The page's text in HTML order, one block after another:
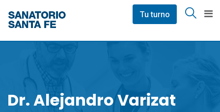
Tu turno
Dr. Alejandro Varizat